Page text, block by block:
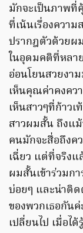
มักจะเป็นภาพที่
ที่เน้นเรื่องควา
ปรากฎตัวด้วยผ
ในอุดมคติที่หลา
อ่อนโยนสวยงา
เห็นคุณค่าคงคว
เห็นสาวๆที่ก้าว
สาวผมสั้น ถึงแ
คนมักจะสื่อถึงค
เฉี่ยว แต่ที่จริงแ
ผมสั้นเข้าร่วมก
บ่อยๆ และน่าติ
ของพวกเธอกัน
เปลี่ยนไป เมื่อไ